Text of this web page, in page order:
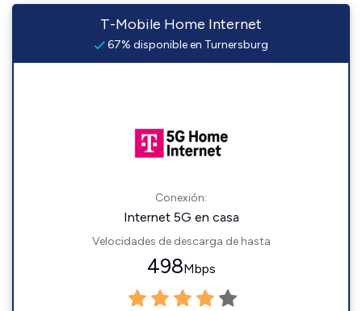
T-Mobile Home Internet
67% disponible en Turnersburg
Conexión:
Internet 5G en casa
Velocidades de descarga de hasta
498Mbps